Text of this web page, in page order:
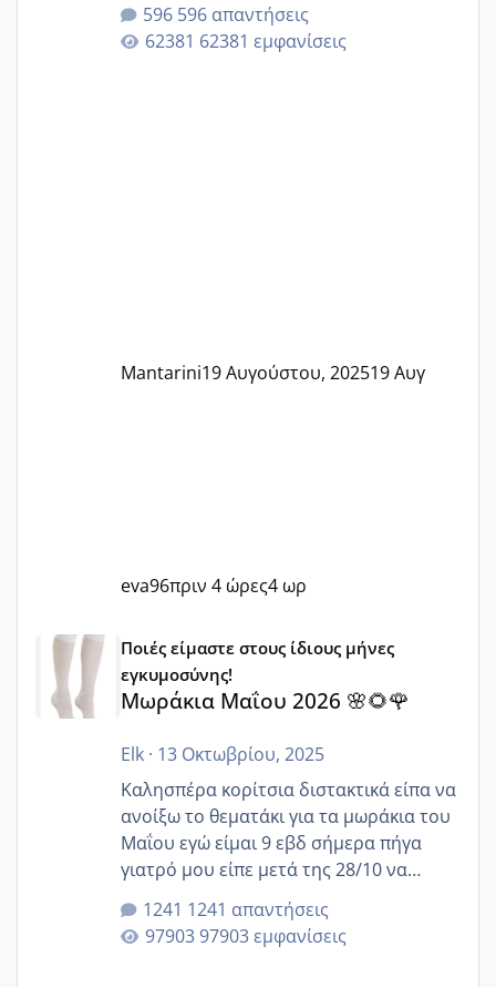
596 απαντήσεις
62381 εμφανίσεις
Mantarini19 Αυγούστου, 202519 Αυγ
eva96πριν 4 ώρες4 ωρ
Μωράκια Μαΐου 2026 🌸🌻🌹
Ποιές είμαστε στους ίδιους μήνες
εγκυμοσύνης!
Μωράκια Μαΐου 2026 🌸🌻🌹
Elk· 13 Οκτωβρίου, 2025
Καλησπέρα κορίτσια διστακτικά είπα να
ανοίξω το θεματάκι για τα μωράκια του
Μαΐου εγώ είμαι 9 εβδ σήμερα πήγα
γιατρό μου είπε μετά της 28/10 να
κλείσω ραντεβού για την αυχενική είναι
καμιά άλλη κοπέλα να γεννάει Μάιο ;;
1241 απαντήσεις
97903 εμφανίσεις